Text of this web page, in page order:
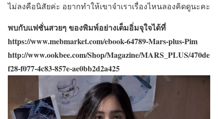
ไม่ลงคือนิสัยค่ะ อยากทำให้เขาจำเราเรื่องไหนลองคิดดูนะคะ
พบกับแฟชั่นสวยๆ ของพิมพ์อย่างเต็มอิ่มจุใจได้ที่
https://www.mebmarket.com/ebook-64789-Mars-plus-Pim
http://www.ookbee.com/Shop/Magazine/MARS_PLUS/470de
f28-f077-4c83-857e-ae0bb2d2a425